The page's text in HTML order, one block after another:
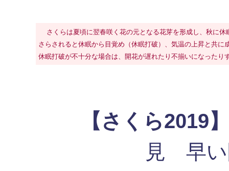
さくらは夏頃に翌春咲く花の元となる花芽を形成し、秋に
さらされると休眠から目覚め（休眠打破）、気温の上昇と共に
休眠打破が不十分な場合は、開花が遅れたり不揃いになったり
【さくら2019】
見 早い